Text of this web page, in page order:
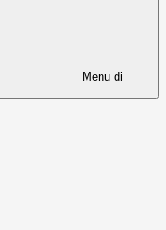
Menu di